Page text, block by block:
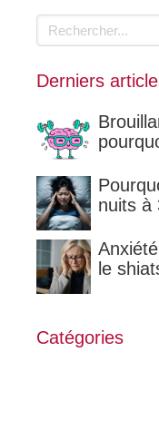
Rechercher
Derniers
nuits à
le
Catégories